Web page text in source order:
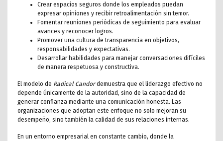
Crear espacios seguros donde los empleados puedan
expresar opiniones y recibir retroalimentación sin temor.
Fomentar reuniones periódicas de seguimiento para evaluar
avances y reconocer logros.
Promover una cultura de transparencia en objetivos,
responsabilidades y expectativas.
Desarrollar habilidades para manejar conversaciones difíciles
de manera respetuosa y constructiva.
El modelo de Radical Candordemuestra que el liderazgo efectivo no
depende únicamente de la autoridad, sino de la capacidad de
generar confianza mediante una comunicación honesta. Las
organizaciones que adoptan este enfoque no solo mejoran su
desempeño, sino también la calidad de sus relaciones internas.
En un entorno empresarial en constante cambio, donde la